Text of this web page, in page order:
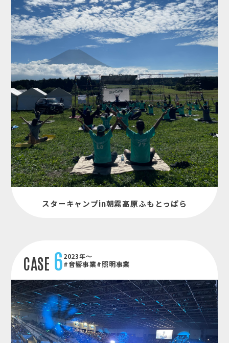
スターキャンプin朝霧高原ふもとっぱら
CASE 62023年～
#音響事業#照明事業